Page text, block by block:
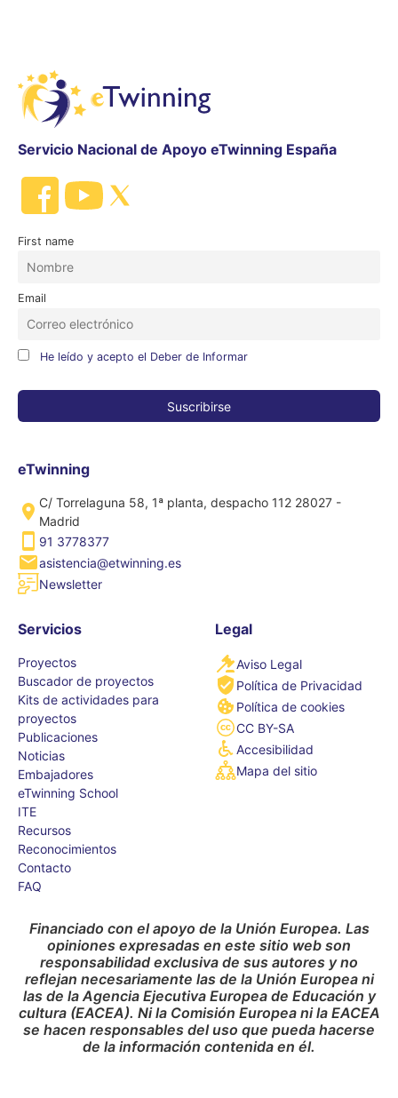
Servicio Nacional de Apoyo eTwinning España
First name
Email
He leído y acepto el Deber de Informar
eTwinning
C/ Torrelaguna 58, 1ª planta, despacho 112 28027 -
Madrid
91 3778377
asistencia@etwinning.es
Newsletter
Servicios
Proyectos
Buscador de proyectos
Kits de actividades para
proyectos
Publicaciones
Noticias
Embajadores
eTwinning School
ITE
Recursos
Reconocimientos
Contacto
FAQ
Legal
Aviso Legal
Política de Privacidad
Política de cookies
CC BY-SA
Accesibilidad
Mapa del sitio
Financiado con el apoyo de la Unión Europea. Las
opiniones expresadas en este sitio web son
responsabilidad exclusiva de sus autores y no
reflejan necesariamente las de la Unión Europea ni
las de la Agencia Ejecutiva Europea de Educación y
cultura (EACEA). Ni la Comisión Europea ni la EACEA
se hacen responsables del uso que pueda hacerse
de la información contenida en él.